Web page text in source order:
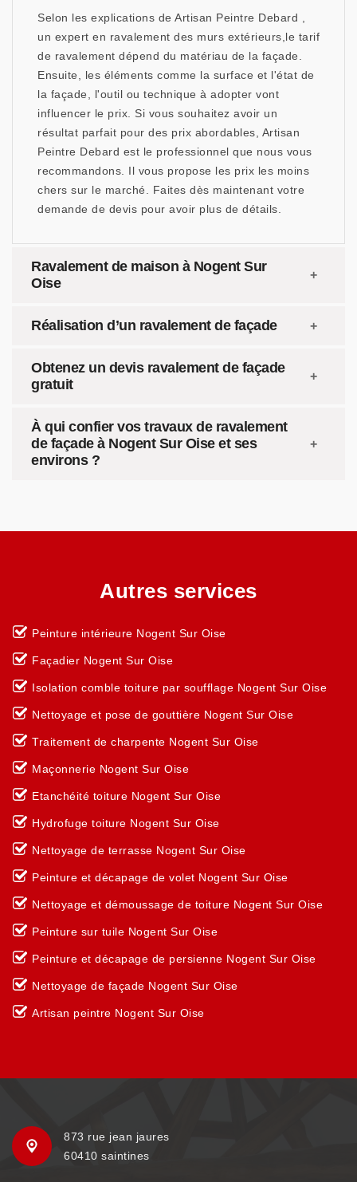
Selon les explications de Artisan Peintre Debard ,
un expert en ravalement des murs extérieurs,le tarif
de ravalement dépend du matériau de la façade.
Ensuite, les éléments comme la surface et l'état de
la façade, l'outil ou technique à adopter vont
influencer le prix. Si vous souhaitez avoir un
résultat parfait pour des prix abordables, Artisan
Peintre Debard est le professionnel que nous vous
recommandons. Il vous propose les prix les moins
chers sur le marché. Faites dès maintenant votre
demande de devis pour avoir plus de détails.
Ravalement de maison à Nogent Sur
Oise
Réalisation d’un ravalement de façade
Obtenez un devis ravalement de façade
gratuit
À qui confier vos travaux de ravalement
de façade à Nogent Sur Oise et ses
environs ?
Autres services
Peinture intérieure Nogent Sur Oise
Façadier Nogent Sur Oise
Isolation comble toiture par soufflage Nogent Sur Oise
Nettoyage et pose de gouttière Nogent Sur Oise
Traitement de charpente Nogent Sur Oise
Maçonnerie Nogent Sur Oise
Etanchéité toiture Nogent Sur Oise
Hydrofuge toiture Nogent Sur Oise
Nettoyage de terrasse Nogent Sur Oise
Peinture et décapage de volet Nogent Sur Oise
Nettoyage et démoussage de toiture Nogent Sur Oise
Peinture sur tuile Nogent Sur Oise
Peinture et décapage de persienne Nogent Sur Oise
Nettoyage de façade Nogent Sur Oise
Artisan peintre Nogent Sur Oise
873 rue jean jaures
60410 saintines